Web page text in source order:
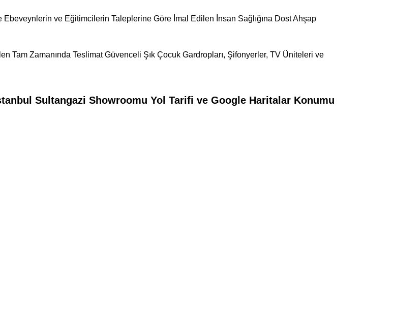
ve Eğitimcilerin Taleplerine Göre İmal Edilen İnsan Sağlığına Dost Ahşap
Tam Zamanında Teslimat Güvenceli Şık Çocuk Gardropları, Şifonyerler, TV Üniteleri ve
Sultangazi Showroomu Yol Tarifi ve Google Haritalar Konumu